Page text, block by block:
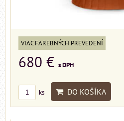
VIAC FAREBNÝCH PREVEDENÍ
680 € s DPH
ks DO KOŠÍKA